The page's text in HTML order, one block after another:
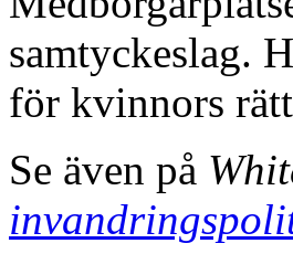
samtyckeslag.
för kvinnors
Se även på